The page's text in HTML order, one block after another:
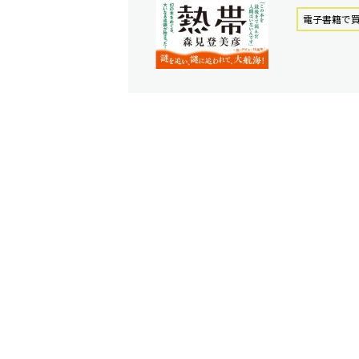
電⼦書籍で